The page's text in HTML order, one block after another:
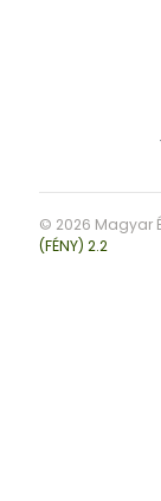
© 2026 Magyar
(FÉNY) 2.2